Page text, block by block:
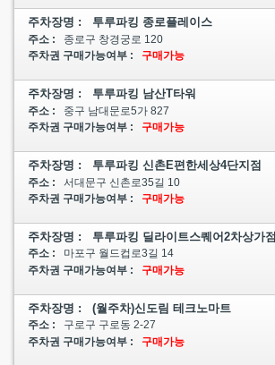
주차장명 : 투루파킹 종로플레이스
주소 :
종로구 창경궁로 120
주차권 구매가능여부 :
구매가능
주차장명 : 투루파킹 남산T타워
주소 :
중구 남대문로5가 827
주차권 구매가능여부 :
구매가능
주차장명 : 투루파킹 신촌E편한세상4단지점
주소 :
서대문구 신촌로35길 10
주차권 구매가능여부 :
구매가능
주차장명 : 투루파킹 딜라이트스퀘어2차상가점
주소 :
마포구 월드컵로3길 14
주차권 구매가능여부 :
구매가능
주차장명 : (월주차)신도림 테크노마트
주소 :
구로구 구로동 2-27
주차권 구매가능여부 :
구매가능